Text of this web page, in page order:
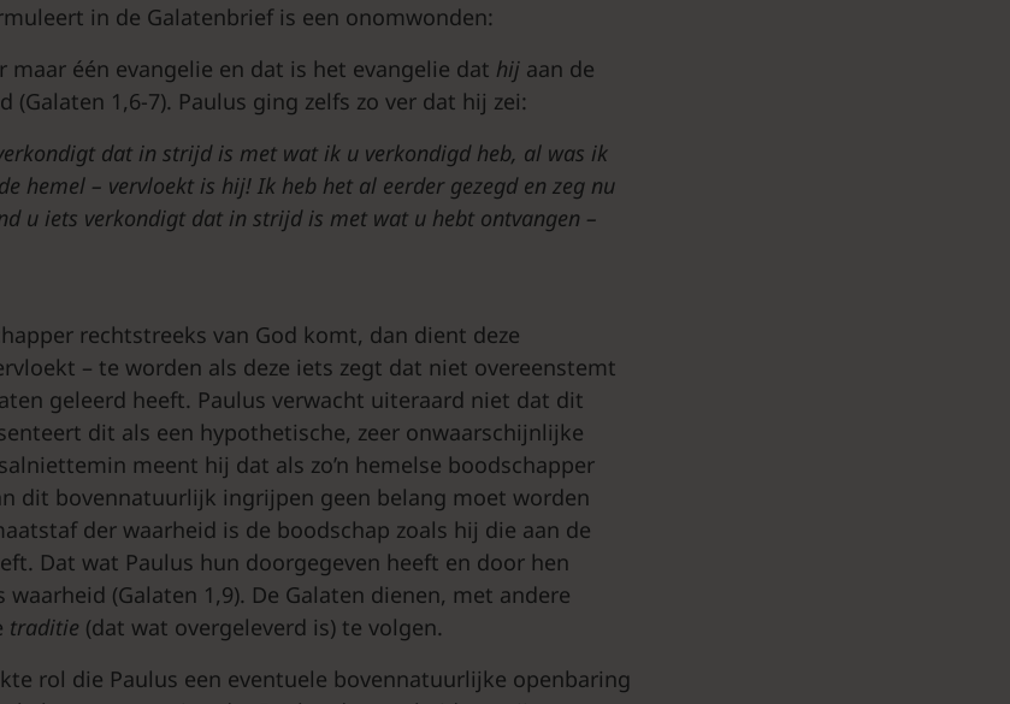
in de Galatenbrief is een onomwonden:
maar één evangelie en dat is het evangelie dat hij aan de
(Galaten 1,6-7). Paulus ging zelfs zo ver dat hij zei:
dat in strijd is met wat ik u verkondigd heb, al was ik
hemel – vervloekt is hij! Ik heb het al eerder gezegd en zeg nu
u iets verkondigt dat in strijd is met wat u hebt ontvangen –
rechtstreeks van God komt, dan dient deze
– te worden als deze iets zegt dat niet overeenstemt
geleerd heeft. Paulus verwacht uiteraard niet dat dit
dit als een hypothetische, zeer onwaarschijnlijke
meent hij dat als zo’n hemelse boodschapper
dit bovennatuurlijk ingrijpen geen belang moet worden
der waarheid is de boodschap zoals hij die aan de
Dat wat Paulus hun doorgegeven heeft en door hen
waarheid (Galaten 1,9). De Galaten dienen, met andere
traditie (dat wat overgeleverd is) te volgen.
rol die Paulus een eventuele bovennatuurlijke openbaring